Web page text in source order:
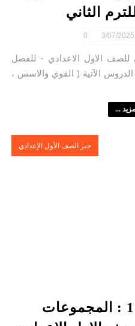
الثاني
3/07/2025
0
للصف الاول الاعدادي - للفصل
الآتية ( القوي والاسس ،
...
جبر الصف الأول الإعدادي
درس 3 : وحدة 1 : المجموعات